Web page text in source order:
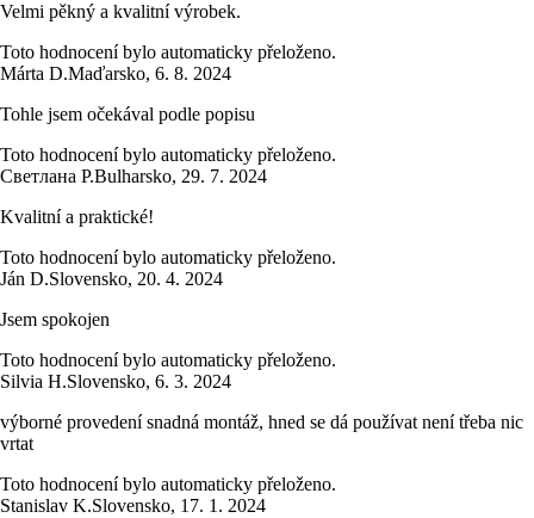
Velmi pěkný a kvalitní výrobek.
Toto hodnocení bylo automaticky přeloženo.
Márta D.Maďarsko, 6. 8. 2024
Tohle jsem očekával podle popisu
Toto hodnocení bylo automaticky přeloženo.
Светлана Р.Bulharsko, 29. 7. 2024
Kvalitní a praktické!
Toto hodnocení bylo automaticky přeloženo.
Ján D.Slovensko, 20. 4. 2024
Jsem spokojen
Toto hodnocení bylo automaticky přeloženo.
Silvia H.Slovensko, 6. 3. 2024
výborné provedení snadná montáž, hned se dá používat není třeba nic
vrtat
Toto hodnocení bylo automaticky přeloženo.
Stanislav K.Slovensko, 17. 1. 2024